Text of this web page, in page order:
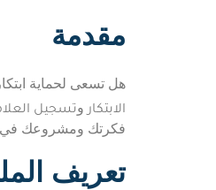
مقدمة
هل تسعى لحماية
الابتكار وتسجيل
فكرتك ومشروعك في
تعريف